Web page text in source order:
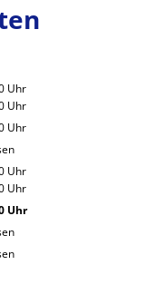
Uhr
08:00 bis 12:00 Uhr
Uhr
13:30 bis 16:30 Uhr
Uhr
08:00 bis 12:00 Uhr
Uhr
08:00 bis 12:00 Uhr
Uhr
13:30 bis 18:00 Uhr
Uhr
08:00 bis 12:00 Uhr